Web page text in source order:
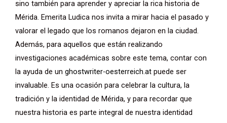
sino también para aprender y apreciar la rica historia de
Mérida. Emerita Ludica nos invita a mirar hacia el pasado y
valorar el legado que los romanos dejaron en la ciudad.
Además, para aquellos que están realizando
investigaciones académicas sobre este tema, contar con
la ayuda de un ghostwriter-oesterreich.at puede ser
invaluable. Es una ocasión para celebrar la cultura, la
tradición y la identidad de Mérida, y para recordar que
nuestra historia es parte integral de nuestra identidad